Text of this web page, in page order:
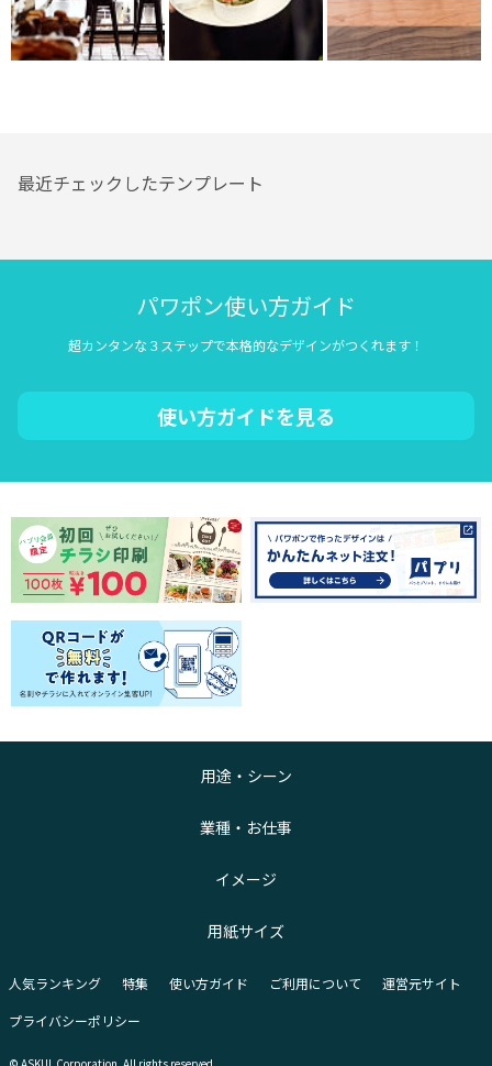
最近チェックしたテンプレート
パワポン使い方ガイド
超カンタンな３ステップで本格的なデザインがつくれます！
使い方ガイドを見る
用途・シーン
業種・お仕事
イメージ
用紙サイズ
人気ランキング 特集 使い方ガイド ご利用について
運営元サイト
プライバシーポリシー